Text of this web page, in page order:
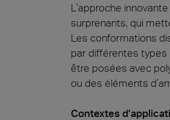
L’approche
surprenants, qui
Les conformations
par différentes types
être posées avec
ou des éléments
Contextes